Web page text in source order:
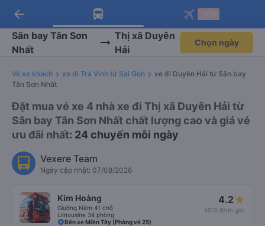
Tải app Vexere ngay!
Nhận ưu đãi thành viên độc
quyền
Mở app
Tải app Vexere
-30k/ghế khi đặt vé máy bay qua
app
Mở app
arrow_back
Sân bay Tân Sơn
Nhất
Thị xã Duyên
Hải
Chọn ngày
Vé xe khách xe đi Trà Vinh từ Sài Gòn
xe đi Duyên Hải từ Sân bay
Tân Sơn Nhất
Đặt mua vé xe 4 nhà xe đi Thị xã Duyên Hải từ
Sân bay Tân Sơn Nhất chất lượng cao và giá vé
ưu đãi nhất: 24 chuyến mỗi ngày
Vexere Team
Ngày cập nhật: 07/08/2026
Kim Hoàng
Giường Nằm 41 chỗ
Limousine 34 phòng
4.2
(613 đánh giá)
Bến xe Miền Tây (Phòng vé 25)